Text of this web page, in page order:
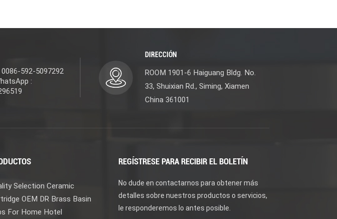
592-5097292
:
DIRECCIÓN
ROOM 1901-6 Haiguang Bldg. No.
33, Shuixian Rd., Siming, Xiamen
China 361001
Selection Ceramic
OEM DR Brass Basin
For Home Hotel
REGÍSTRESE PARA RECIBIR EL BOLETÍN
No dude en contactarnos para obtener más
detalles sobre nuestros productos o servicios,
le responderemos lo antes posible.